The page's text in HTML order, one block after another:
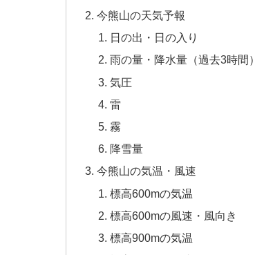
今熊山の天気予報
日の出・日の入り
雨の量・降水量（過去3時間）
気圧
雷
霧
降雪量
今熊山の気温・風速
標高600mの気温
標高600mの風速・風向き
標高900mの気温